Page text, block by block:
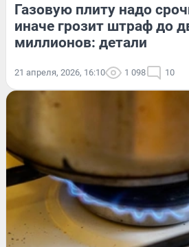
Газовую плиту надо
иначе грозит штраф до
миллионов: детали
21 апреля, 2026, 16:10 1 098 10